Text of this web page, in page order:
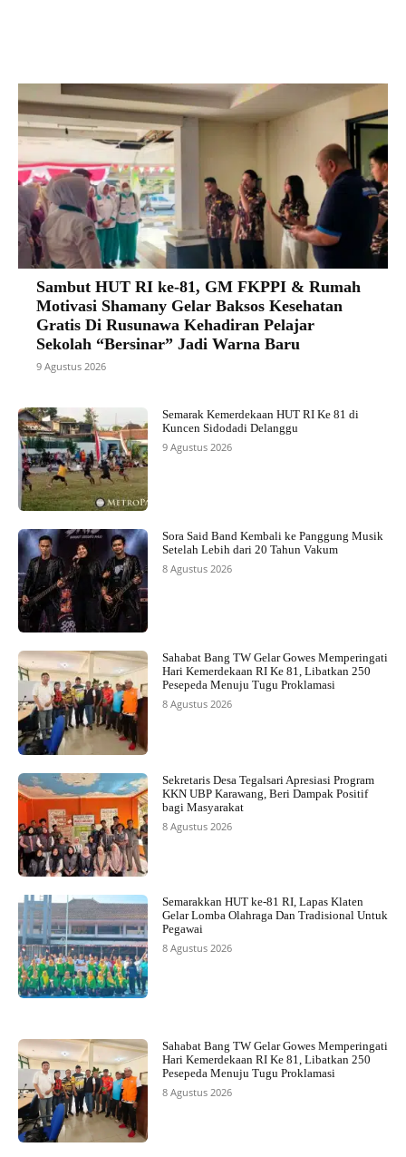
Sambut HUT RI ke-81, GM FKPPI & Rumah
Motivasi Shamany Gelar Baksos Kesehatan
Gratis Di Rusunawa Kehadiran Pelajar
Sekolah “Bersinar” Jadi Warna Baru
9 Agustus 2026
Semarak Kemerdekaan HUT RI Ke 81 di
Kuncen Sidodadi Delanggu
9 Agustus 2026
Sora Said Band Kembali ke Panggung Musik
Setelah Lebih dari 20 Tahun Vakum
8 Agustus 2026
Sahabat Bang TW Gelar Gowes Memperingati
Hari Kemerdekaan RI Ke 81, Libatkan 250
Pesepeda Menuju Tugu Proklamasi
8 Agustus 2026
Sekretaris Desa Tegalsari Apresiasi Program
KKN UBP Karawang, Beri Dampak Positif
bagi Masyarakat
8 Agustus 2026
Semarakkan HUT ke-81 RI, Lapas Klaten
Gelar Lomba Olahraga Dan Tradisional Untuk
Pegawai
8 Agustus 2026
Sahabat Bang TW Gelar Gowes Memperingati
Hari Kemerdekaan RI Ke 81, Libatkan 250
Pesepeda Menuju Tugu Proklamasi
8 Agustus 2026